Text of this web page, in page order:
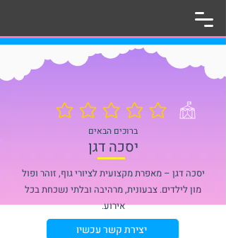
אין עדיין דירוגים
ברוכים הבאים
יסכה דגן
יסכה דגן – מאפרת מקצועית לציורי גוף, זוהר ופול
מון לילדים. צבעונית, מרהיבה ובלתי נשכחת בכל
אירוע.
יצירת קשר עכשיו